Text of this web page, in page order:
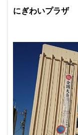
にぎわいプラザ